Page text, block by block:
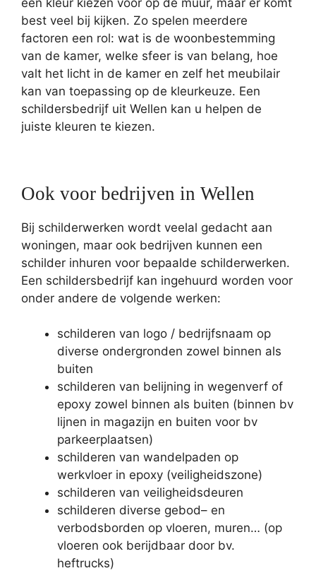
een kleur kiezen voor op de muur, maar er komt
best veel bij kijken. Zo spelen meerdere
factoren een rol: wat is de woonbestemming
van de kamer, welke sfeer is van belang, hoe
valt het licht in de kamer en zelf het meubilair
kan van toepassing op de kleurkeuze. Een
schildersbedrijf uit Wellen kan u helpen de
juiste kleuren te kiezen.
Ook voor bedrijven in Wellen
Bij schilderwerken wordt veelal gedacht aan
woningen, maar ook bedrijven kunnen een
schilder inhuren voor bepaalde schilderwerken.
Een schildersbedrijf kan ingehuurd worden voor
onder andere de volgende werken:
schilderen van logo / bedrijfsnaam op
diverse ondergronden zowel binnen als
buiten
schilderen van belijning in wegenverf of
epoxy zowel binnen als buiten (binnen bv
lijnen in magazijn en buiten voor bv
parkeerplaatsen)
schilderen van wandelpaden op
werkvloer in epoxy (veiligheidszone)
schilderen van veiligheidsdeuren
schilderen diverse gebod– en
verbodsborden op vloeren, muren… (op
vloeren ook berijdbaar door bv.
heftrucks)